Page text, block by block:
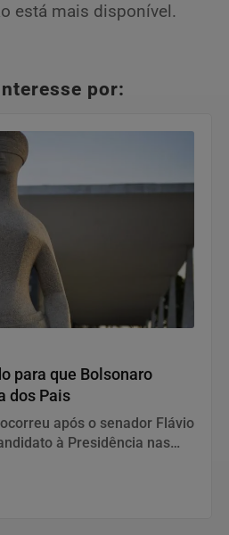
está mais disponível.
por:
para que Bolsonaro
dos Pais
após o senador Flávio
à Presidência nas
assinada pelo pai.